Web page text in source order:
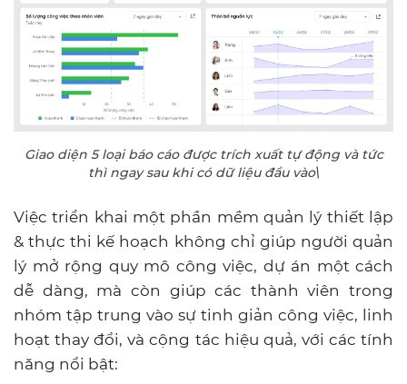
Giao diện 5 loại báo cáo được trích xuất tự động và tức
thì ngay sau khi có dữ liệu đầu vào\
Việc triển khai một phần mềm quản lý thiết lập
& thực thi kế hoạch không chỉ giúp người quản
lý mở rộng quy mô công việc, dự án một cách
dễ dàng, mà còn giúp các thành viên trong
nhóm tập trung vào sự tinh giản công việc, linh
hoạt thay đổi, và cộng tác hiệu quả, với các tính
năng nổi bật: